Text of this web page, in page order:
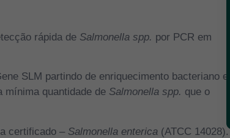
rápida de Salmonella spp. por PCR em
SLM partindo de enriquecimento bacteriano e
mínima quantidade de Salmonella spp. que o
certificado – Salmonella enterica (ATCC 14028).